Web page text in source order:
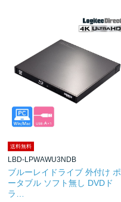
送料無料
LBD-LPWAWU3NDB
ブルーレイドライブ 外付け ポ
ータブル ソフト無し DVDド
ラ…